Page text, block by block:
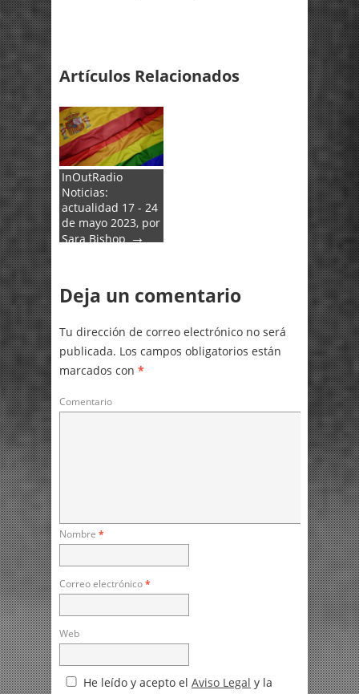
Artículos Relacionados
InOutRadio
Noticias:
actualidad 17 - 24
de mayo 2023, por
Sara Bishop→
Deja un comentario
Tu dirección de correo electrónico no será
publicada. Los campos obligatorios están
marcados con *
Comentario
Nombre *
Correo electrónico*
Web
He leído y acepto el Aviso Legal y la